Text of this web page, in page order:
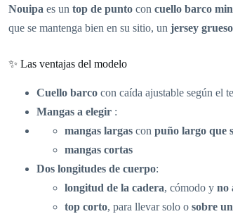
Nouipa es un top de punto con cuello barco
que se mantenga bien en su sitio, un jersey
✨ Las ventajas del modelo
Cuello barco con caída ajustable según el
Mangas a elegir :
mangas largas con puño largo que
mangas cortas
Dos longitudes de cuerpo:
longitud de la cadera, cómodo y no
top corto, para llevar solo o sobre